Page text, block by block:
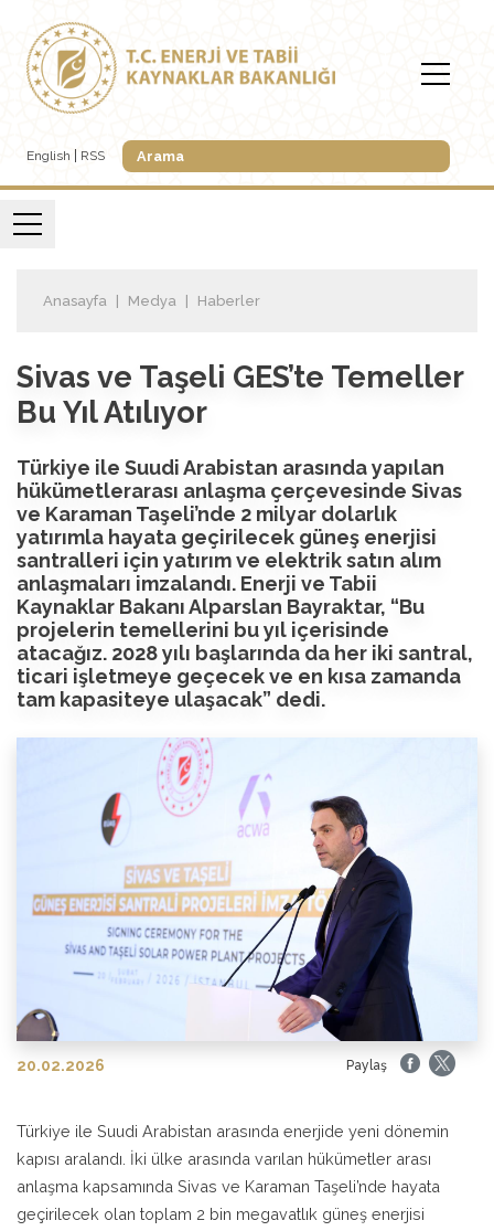
English RSS
Anasayfa Medya Haberler
Sivas ve Taşeli GES’te Temeller
Bu Yıl Atılıyor
Türkiye ile Suudi Arabistan arasında yapılan
hükümetlerarası anlaşma çerçevesinde Sivas
ve Karaman Taşeli’nde 2 milyar dolarlık
yatırımla hayata geçirilecek güneş enerjisi
santralleri için yatırım ve elektrik satın alım
anlaşmaları imzalandı. Enerji ve Tabii
Kaynaklar Bakanı Alparslan Bayraktar, “Bu
projelerin temellerini bu yıl içerisinde
atacağız. 2028 yılı başlarında da her iki santral,
ticari işletmeye geçecek ve en kısa zamanda
tam kapasiteye ulaşacak” dedi.
20.02.2026 Paylaş
Türkiye ile Suudi Arabistan arasında enerjide yeni dönemin
kapısı aralandı. İki ülke arasında varılan hükümetler arası
anlaşma kapsamında Sivas ve Karaman Taşeli’nde hayata
geçirilecek olan toplam 2 bin megavatlık güneş enerjisi